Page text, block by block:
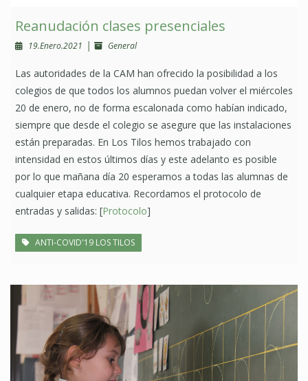
Reanudación clases presenciales
19.Enero.2021 | General
Las autoridades de la CAM han ofrecido la posibilidad a los
colegios de que todos los alumnos puedan volver el miércoles
20 de enero, no de forma escalonada como habían indicado,
siempre que desde el colegio se asegure que las instalaciones
están preparadas. En Los Tilos hemos trabajado con
intensidad en estos últimos días y este adelanto es posible
por lo que mañana día 20 esperamos a todas las alumnas de
cualquier etapa educativa. Recordamos el protocolo de
entradas y salidas: [Protocolo]
ANTI-COVID'19 LOS TILOS